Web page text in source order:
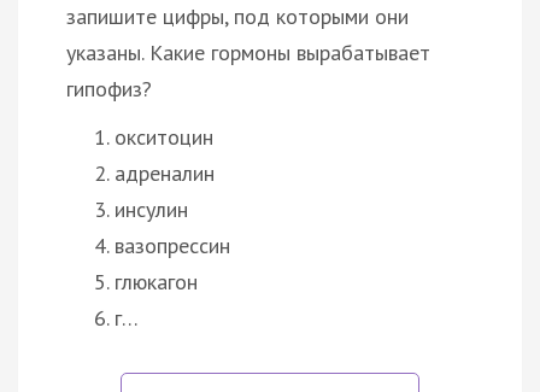
запишите цифры, под которыми они
указаны. Какие гормоны вырабатывает
гипофиз?
окситоцин
адреналин
инсулин
вазопрессин
глюкагон
г…